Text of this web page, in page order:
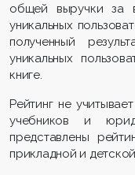
общей выручки за
уникальных
полученный
уникальных
книге.
Рейтинг не
учебников и
представлены
прикладной и